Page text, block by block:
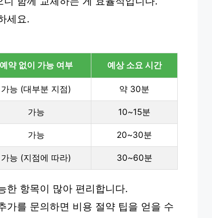
세요.
예약 없이 가능 여부 예상 소요 시간
가능 (대부분 지점) 약 30분
가능 10~15분
가능 20~30분
가능 (지점에 따라) 30~60분
한 항목이 많아 편리합니다.
가를 문의하면 비용 절약 팁을 얻을 수